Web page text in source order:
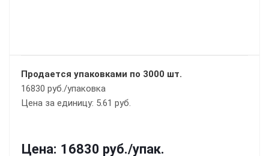
Продается упаковками по 3000 шт.
16830 руб./упаковка
Цена за единицу: 5.61 руб.
Цена: 16830 руб./упак.